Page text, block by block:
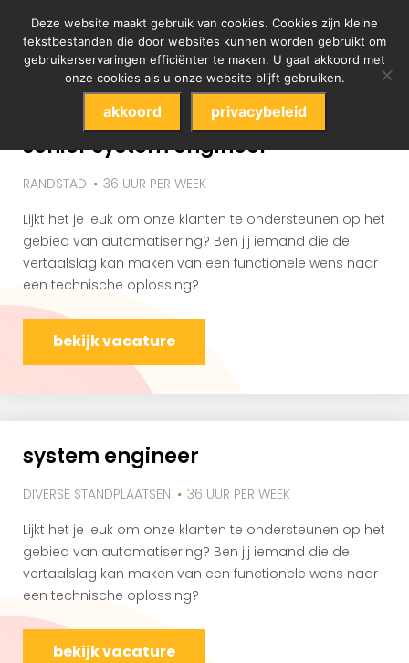
tag archieven : ict
senior system engineer
RANDSTAD
36 UUR PER WEEK
Lijkt het je leuk om onze klanten te ondersteunen op het
gebied van automatisering? Ben jij iemand die de
vertaalslag kan maken van een functionele wens naar
een technische oplossing?
bekijk vacature
system engineer
DIVERSE STANDPLAATSEN
36 UUR PER WEEK
Lijkt het je leuk om onze klanten te ondersteunen op het
gebied van automatisering? Ben jij iemand die de
vertaalslag kan maken van een functionele wens naar
een technische oplossing?
bekijk vacature
Deze website maakt gebruik van cookies. Cookies zijn kleine
tekstbestanden die door websites kunnen worden gebruikt om
gebruikerservaringen efficiënter te maken. U gaat akkoord met
onze cookies als u onze website blijft gebruiken.
akkoord privacybeleid